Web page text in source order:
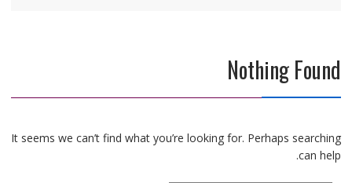
Nothing Found
It seems we can’t find what you’re looking for. Perhaps searching
can help.